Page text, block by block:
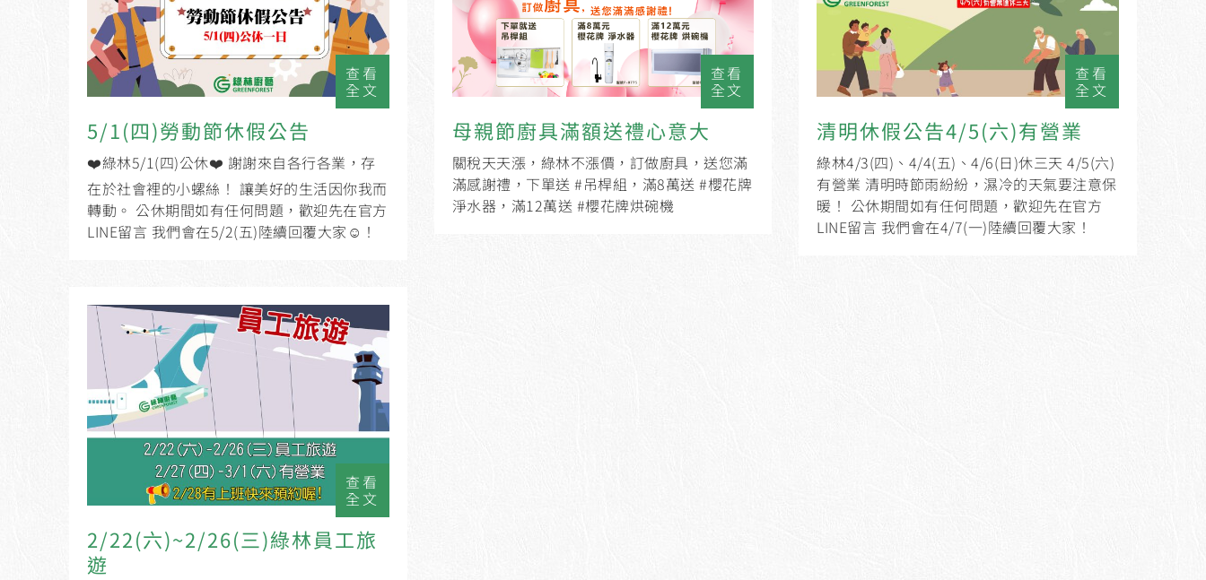
查看
全文
5/1(四)勞動節休假公告
❤️綠林5/1(四)公休❤️ 謝謝來自各行各業，存
在於社會裡的小螺絲！ 讓美好的生活因你我而
轉動。 公休期間如有任何問題，歡迎先在官方
LINE留言 我們會在5/2(五)陸續回覆大家☺️！
查看
全文
母親節廚具滿額送禮心意大
關稅天天漲，綠林不漲價，訂做廚具，送您滿
滿感謝禮，下單送 #吊桿組，滿8萬送 #櫻花牌
淨水器，滿12萬送 #櫻花牌烘碗機
查看
全文
清明休假公告4/5(六)有營業
綠林4/3(四)、4/4(五)、4/6(日)休三天 4/5(六)
有營業 清明時節雨紛紛，濕冷的天氣要注意保
暖！ 公休期間如有任何問題，歡迎先在官方
LINE留言 我們會在4/7(一)陸續回覆大家！
查看
全文
2/22(六)~2/26(三)綠林員工旅
遊